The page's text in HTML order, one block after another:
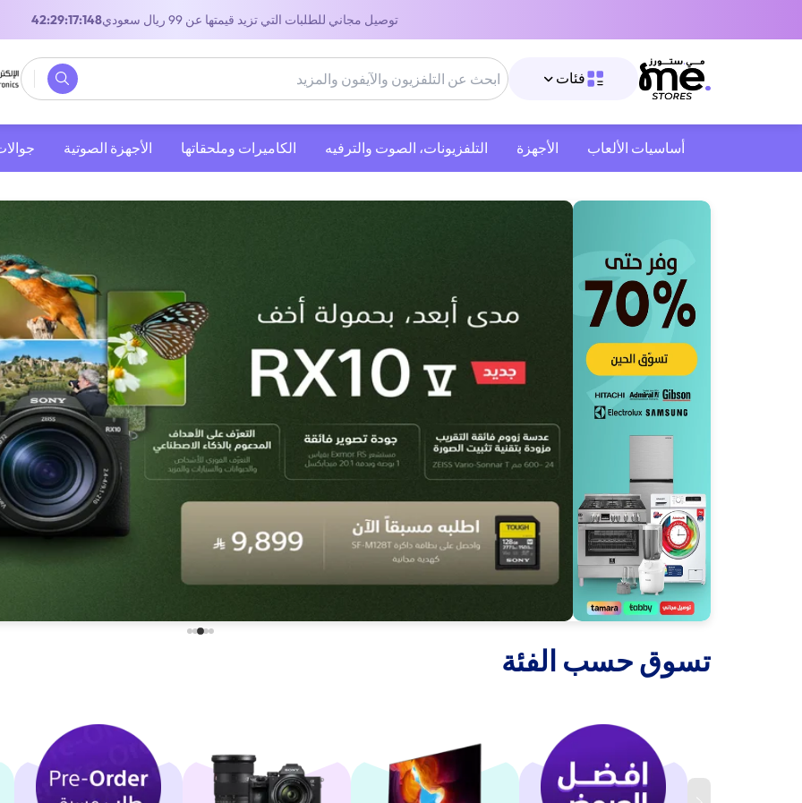
توصيل مجاني للطلبات التي تزيد قيمتها عن 99 ريال سعودي 40:29:17:148
فئات
أساسيات الألعاب الأجهزة التلفزيونات، الصوت والترفيه ‫الكاميرات وملحقاتها‬ الأجهزة الصوتية
‫تسوق حسب الفئة‬